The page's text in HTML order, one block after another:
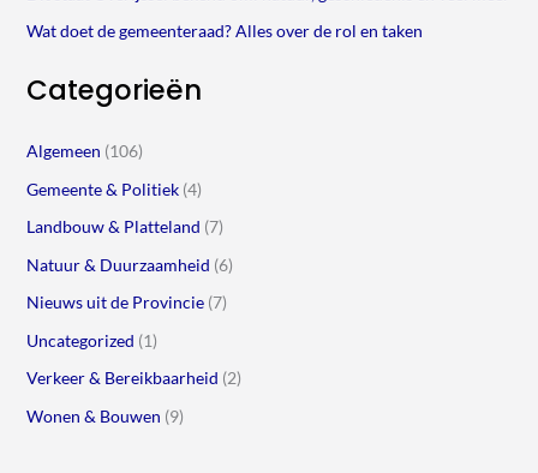
Wat doet de gemeenteraad? Alles over de rol en taken
Categorieën
Algemeen (106)
Gemeente & Politiek(4)
Landbouw & Platteland (7)
Natuur & Duurzaamheid (6)
Nieuws uit de Provincie(7)
Uncategorized (1)
Verkeer & Bereikbaarheid (2)
Wonen & Bouwen (9)